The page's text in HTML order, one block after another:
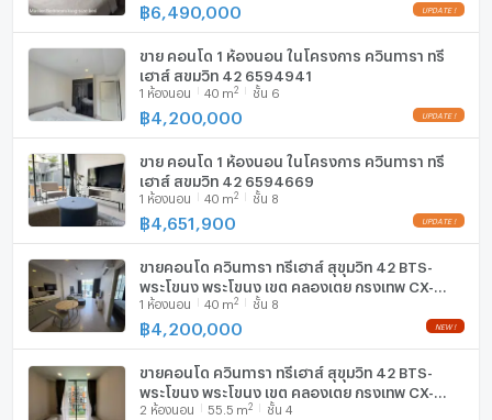
฿6,490,000
ขาย คอนโด 1 ห้องนอน ในโครงการ ควินทารา ทรี
เฮาส์ สุขุมวิท 42 6594941
1 ห้องนอน 40 m2 ชั้น 6
฿ 4,200,000
ขาย คอนโด 1 ห้องนอน ในโครงการ ควินทารา ทรี
เฮาส์ สุขุมวิท 42 6594669
1 ห้องนอน 40 m2 ชั้น 8
฿ 4,651,900
ขายคอนโด ควินทารา ทรีเฮาส์ สุขุมวิท 42 BTS-
พระโขนง พระโขนง เขต คลองเตย กรุงเทพ CX-
165908 ✅ ทักไลน์ @connexproperty ตอบทันที
ทีมงานมืออาชีพ ✅
1 ห้องนอน 40 m2 ชั้น 8
฿ 4,200,000
ขายคอนโด ควินทารา ทรีเฮาส์ สุขุมวิท 42 BTS-
พระโขนง พระโขนง เขต คลองเตย กรุงเทพ CX-
90163 ✅ ทักไลน์ @connexproperty ตอบทันที ทีม
2 ห้องนอน 55.5 m2 ชั้น 4